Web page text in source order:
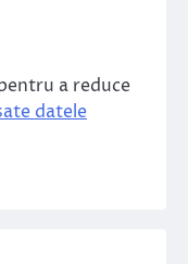
a reduce
datele